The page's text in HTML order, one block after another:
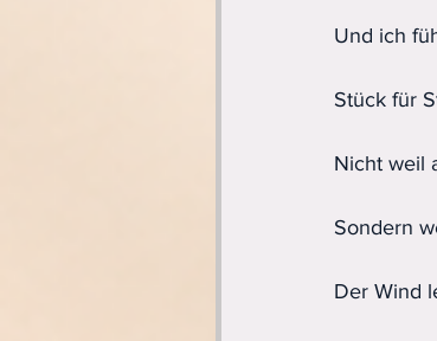
Und ich
Stück für
Nicht weil
Sondern
Der Wind